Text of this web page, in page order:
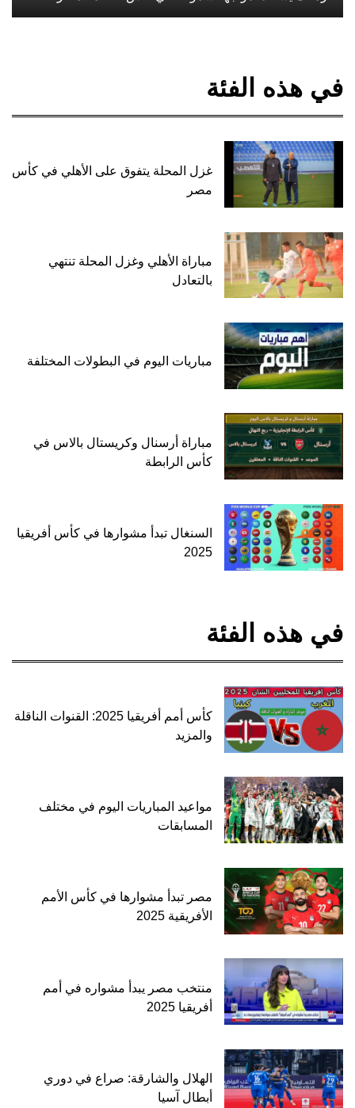
في هذه الفئة
غزل المحلة يتفوق على الأهلي في كأس
مصر
مباراة الأهلي وغزل المحلة تنتهي
بالتعادل
مباريات اليوم في البطولات المختلفة
مباراة أرسنال وكريستال بالاس في
كأس الرابطة
السنغال تبدأ مشوارها في كأس أفريقيا
2025
في هذه الفئة
كأس أمم أفريقيا 2025: القنوات الناقلة
والمزيد
مواعيد المباريات اليوم في مختلف
المسابقات
مصر تبدأ مشوارها في كأس الأمم
الأفريقية 2025
منتخب مصر يبدأ مشواره في أمم
أفريقيا 2025
الهلال والشارقة: صراع في دوري
أبطال آسيا